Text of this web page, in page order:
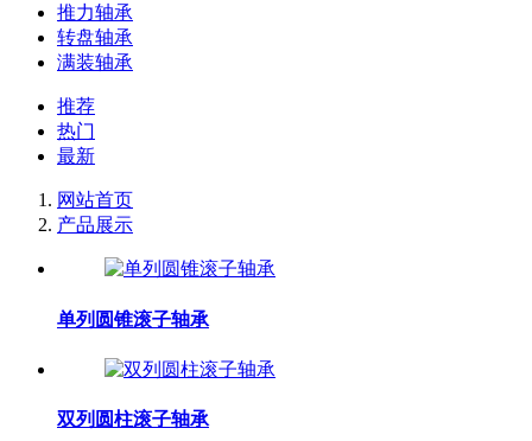
推力轴承
转盘轴承
满装轴承
推荐
热门
最新
网站首页
产品展示
单列圆锥滚子轴承
双列圆柱滚子轴承